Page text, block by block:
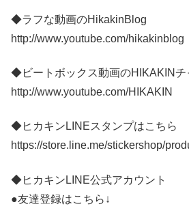
◆ラフな動画のHikakinBlog
http://www.youtube.com/hikakinblog
◆ビートボックス動画のHIKAKINチ
http://www.youtube.com/HIKAKIN
◆ヒカキンLINEスタンプはこちら
https://store.line.me/stickershop/
◆ヒカキンLINE公式アカウント
●友達登録はこちら↓